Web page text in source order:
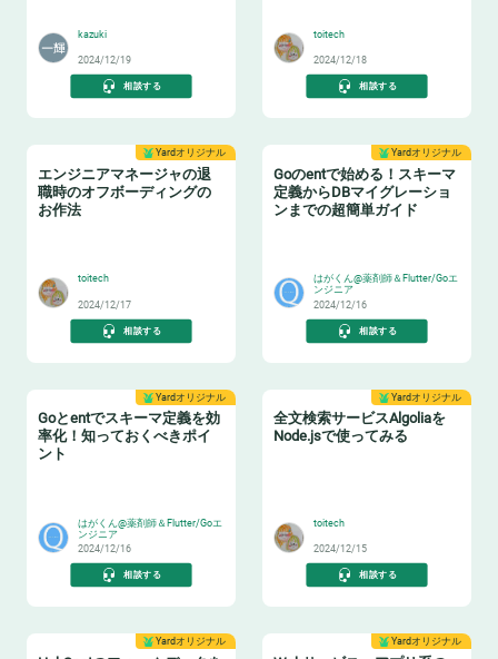
kazuki
2024/12/19
相談する
toitech
2024/12/18
相談する
Yardオリジナル
エンジニアマネージャの退
職時のオフボーディングの
お作法
toitech
2024/12/17
相談する
Yardオリジナル
Goのentで始める！スキーマ
定義からDBマイグレーショ
ンまでの超簡単ガイド
はがくん@薬剤師＆Flutter/Goエ
ンジニア
2024/12/16
相談する
Yardオリジナル
Goとentでスキーマ定義を効
率化！知っておくべきポイ
ント
はがくん@薬剤師＆Flutter/Goエ
ンジニア
2024/12/16
相談する
Yardオリジナル
全文検索サービスAlgoliaを
Node.jsで使ってみる
toitech
2024/12/15
相談する
Yardオリジナル Yardオリジナル